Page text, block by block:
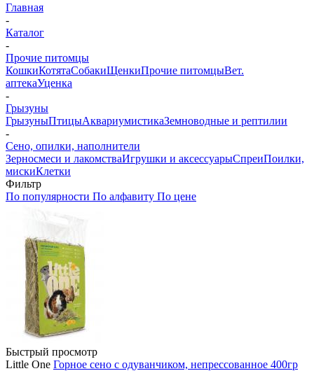
Главная
-
Каталог
-
Прочие питомцы
КошкиКотятаСобакиЩенкиПрочие питомцыВет.
аптекаУценка
-
Грызуны
ГрызуныПтицыАквариумистикаЗемноводные и рептилии
-
Сено, опилки, наполнители
Зерносмеси и лакомстваИгрушки и аксессуарыСпреиПоилки,
мискиКлетки
Фильтр
По популярности По алфавиту По цене
Быстрый просмотр
Little One Горное сено с одуванчиком, непрессованное 400гр